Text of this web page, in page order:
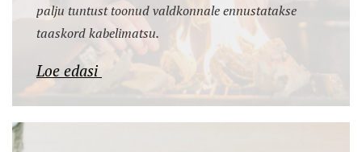
palju tuntust toonud valdkonnale ennustatakse
taaskord kabelimatsu.
Loe edasi